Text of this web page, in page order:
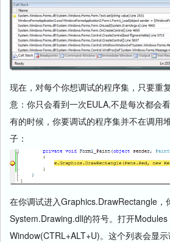
现在，对每个你想调试的程序集，只要重
意：你只会看到一次EULA,不是每次都会
有的时候，你要调试的程序集并不在调用
子：
在你调试进入Graphics.DrawRectangle，
System.Drawing.dll的符号。打开Modules
Window(CTRL+ALT+U)。这个列表会显